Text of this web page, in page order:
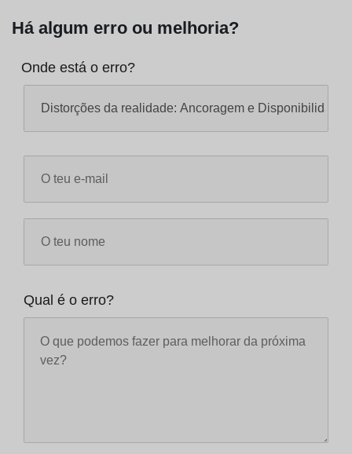
Há algum erro ou melhoria?
Onde está o erro?
Qual é o erro?